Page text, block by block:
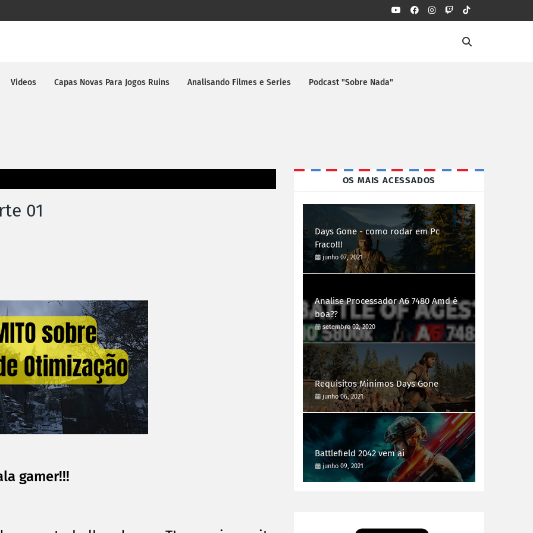
Videos Capas Novas Para Jogos Ruins Analisando Filmes e Series Podcast "Sobre Nada"
01
gamer!!!
OS MAIS ACESSADOS
Days Gone - como rodar em Pc
Fraco!!!
junho 07, 2021
Analise Processador A6 7480 Amd é
boa??
setembro 02, 2020
Requisitos Minimos Days Gone
junho 06, 2021
Battlefield 2042 vem ai
junho 09, 2021